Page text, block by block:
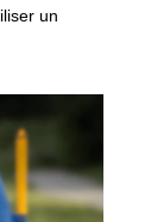
un